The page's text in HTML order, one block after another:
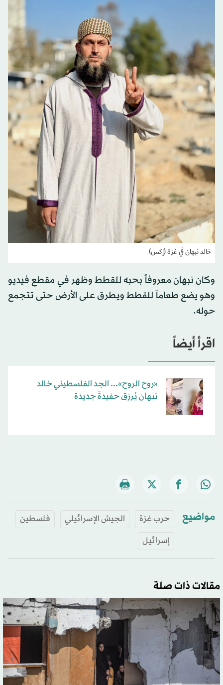
خالد نبهان في غزة (إكس)
وكان نبهان معروفاً بحبه للقطط وظهر في مقطع فيديو
وهو يضع طعاماً للقطط ويطرق على الأرض حتى تتجمع
حوله.
اقرأ أيضاً
«روح الروح»... الجد الفلسطيني خالد
نبهان يُرزق حفيدةً جديدة
مواضيع حرب غزة الجيش الإسرائيلي
فلسطين
إسرائيل
مقالات ذات صلة